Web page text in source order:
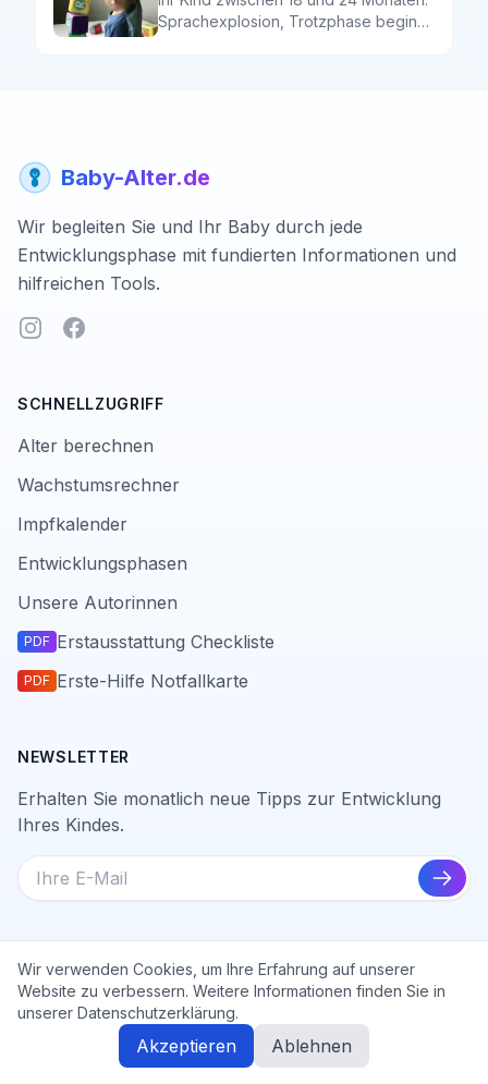
Sprachexplosion, Trotzphase beginnt,
Baby-Alter.de
Wir begleiten Sie und Ihr Baby durch jede
Entwicklungsphase mit fundierten Informationen und
hilfreichen Tools.
InstagramFacebook
SCHNELLZUGRIFF
Alter berechnen
Wachstumsrechner
Impfkalender
Entwicklungsphasen
Unsere Autorinnen
PDF Erstausstattung Checkliste
PDF Erste-Hilfe Notfallkarte
NEWSLETTER
Erhalten Sie monatlich neue Tipps zur Entwicklung
Ihres Kindes.
©2026Baby-Alter.de. Alle Rechte vorbehalten.
Datenschutz Impressum
Wir verwenden Cookies, um Ihre Erfahrung auf unserer
Website zu verbessern. Weitere Informationen finden Sie in
unserer Datenschutzerklärung.
Akzeptieren Ablehnen